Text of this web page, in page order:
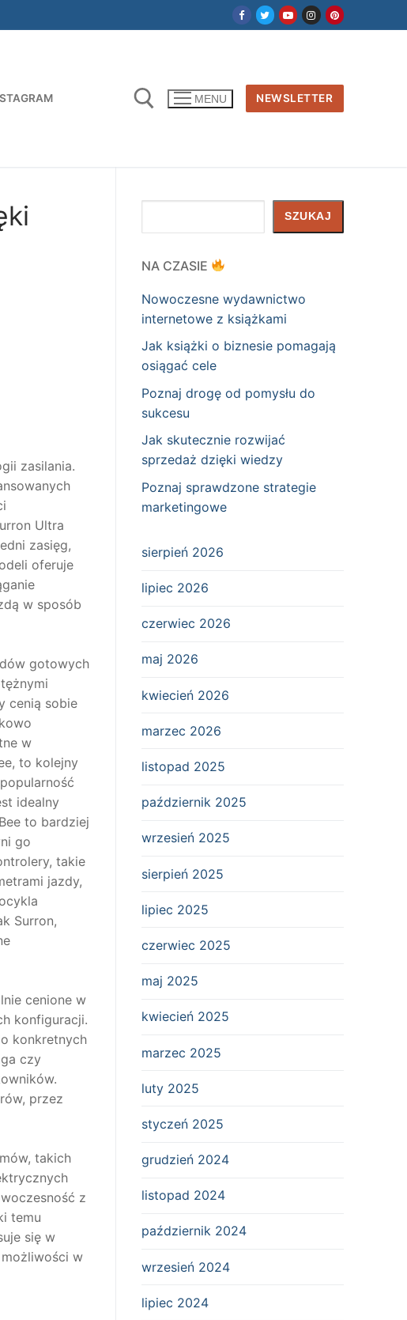
MENU NEWSLETTER
zasilania.
Ultra
zasięg,
oferuje
w sposób
gotowych
cenią sobie
w
to kolejny
idealny
to bardziej
go
takie
jazdy,
Surron,
cenione w
konfiguracji.
konkretnych
czy
przez
takich
z
temu
się w
w
SZUKAJ
NA CZASIE
Nowoczesne wydawnictwo
internetowe z książkami
Jak książki o biznesie pomagają
osiągać cele
Poznaj drogę od pomysłu do
sukcesu
Jak skutecznie rozwijać
sprzedaż dzięki wiedzy
Poznaj sprawdzone strategie
marketingowe
sierpień 2026
lipiec 2026
czerwiec 2026
maj 2026
kwiecień 2026
marzec 2026
listopad 2025
październik 2025
wrzesień 2025
sierpień 2025
lipiec 2025
czerwiec 2025
maj 2025
kwiecień 2025
marzec 2025
luty 2025
styczeń 2025
grudzień 2024
listopad 2024
październik 2024
wrzesień 2024
lipiec 2024